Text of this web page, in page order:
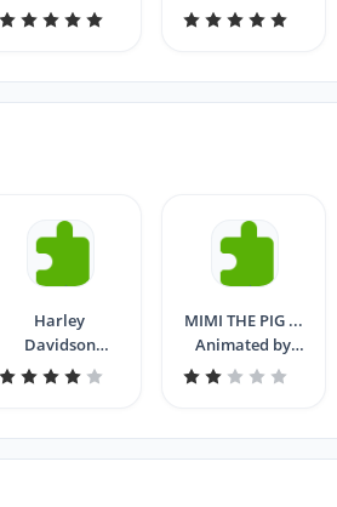
M♥Donna
Harley
Davidson
Motorcyles...by
MIMI THE PIG ...
Animated by
ilelor